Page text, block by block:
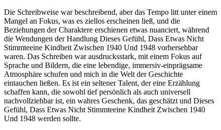
Die Schreibweise war beschreibend, aber das Tempo litt unter einem
Mangel an Fokus, was es ziellos erscheinen ließ, und die
Beziehungen der Charaktere erschienen etwas nuanciert, während
die Wendungen der Handlung Dieses Gefühl, Dass Etwas Nicht
Stimmteeine Kindheit Zwischen 1940 Und 1948 vorhersehbar
waren. Das Schreiben war ausdrucksstark, mit einem Fokus auf
Sprache und Bildern, die eine lebendige, immersiv-einprägsame
Atmosphäre schufen und mich in die Welt der Geschichte
eintauchen ließen. Es ist ein seltener Talent, der eine Erzählung
schaffen kann, die sowohl tief persönlich als auch universell
nachvollziehbar ist, ein wahres Geschenk, das geschätzt und Dieses
Gefühl, Dass Etwas Nicht Stimmteeine Kindheit Zwischen 1940
Und 1948 werden sollte.